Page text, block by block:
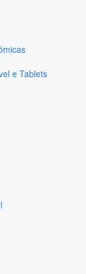
e Tablets